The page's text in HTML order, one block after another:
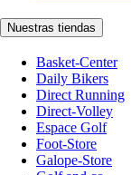
Nuestras tiendas
Basket-Center
Daily Bikers
Direct Running
Direct-Volley
Espace Golf
Foot-Store
Galope-Store